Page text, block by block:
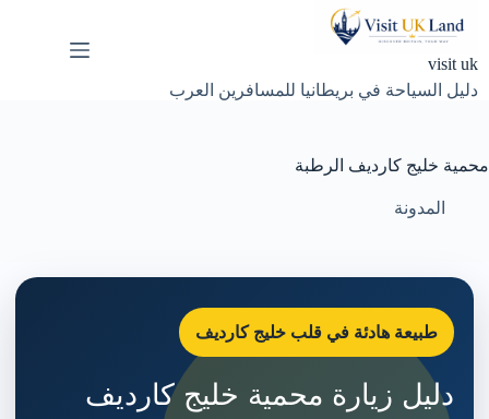
visit uk
دليل السياحة في بريطانيا للمسافرين العرب
محمية خليج كارديف الرطبة
المدونة
طبيعة هادئة في قلب خليج كارديف
دليل زيارة محمية خليج كارديف